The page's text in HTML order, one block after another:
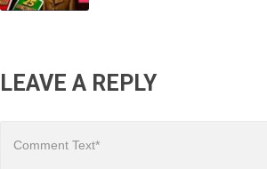
LEAVE A REPLY